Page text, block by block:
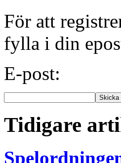
För att
fylla i din
E-post:
Tidigare